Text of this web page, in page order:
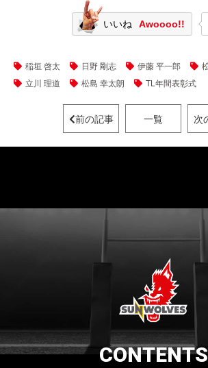
いいね Awoooo!!
稲垣 啓太 日野 剛志 伊藤 平一郎
立川 理道
松島 幸太朗 TL年間表彰式
前の記事 一覧 次
CONTENTS